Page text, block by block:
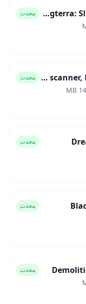
Slugterra: Slug it Out 2 Mod APK محدث
CamScanner- scanner, PDF maker Mod APK محدث
محدث
محدث
محدث